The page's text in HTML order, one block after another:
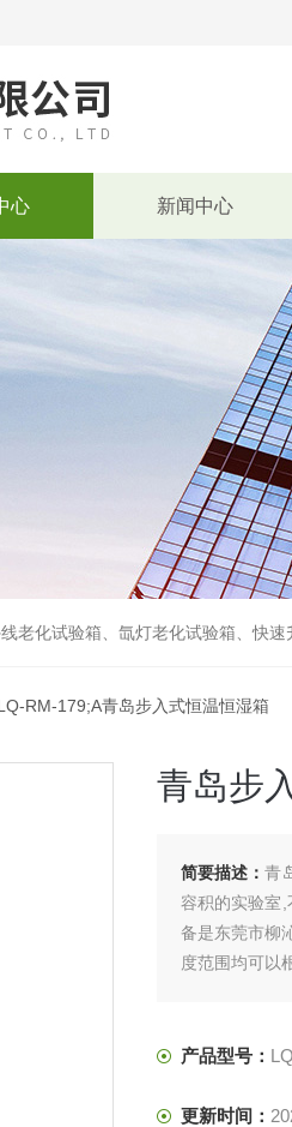
心 新闻中心
恒湿试验室、高温老化房、真空及无尘干燥试验箱、盐水喷雾试验箱、跌落试验机、电磁振动
RM-179;A青岛步入式恒温恒湿箱
青岛步
简要描述：青
容积的实验室,
备是东莞市柳
度范围均可以
产品型号：
更新时间：